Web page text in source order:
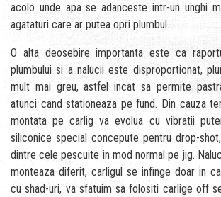
acolo unde apa se adanceste intr-un unghi
agataturi care ar putea opri plumbul.
O alta deosebire importanta este ca
plumbului si a nalucii este disproportionat,
mult mai greu, astfel incat sa permite
atunci cand stationeaza pe fund. Din cauza
montata pe carlig va evolua cu vibratii
siliconice special concepute pentru drop-
dintre cele pescuite in mod normal pe jig.
monteaza diferit, carligul se infinge doar in
cu shad-uri, va sfatuim sa folositi carlige off